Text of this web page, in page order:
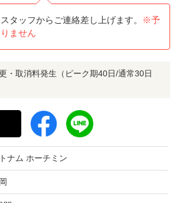
タッフからご連絡差し上げます。
※予
ません
・取消料発生（ピーク期40日/通常30日
ナム ホーチミン